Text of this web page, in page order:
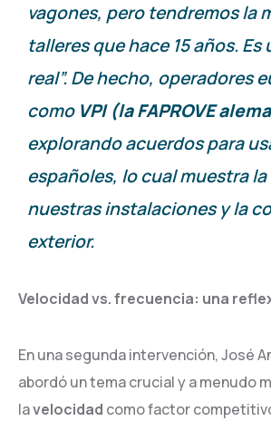
vagones, pero tendremos la
talleres que hace 15 años. Es
real”. De hecho, operadores
como VPI (la FAPROVE
explorando acuerdos para
españoles, lo cual muestra
nuestras instalaciones y la
exterior.
Velocidad vs. frecuencia: una
En una segunda intervención, José
abordó un tema crucial y a menudo
lavelocidad como factor